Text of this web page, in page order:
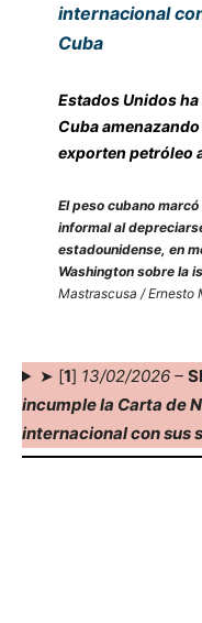
internacional
Cuba
Estados Unidos
Cuba
exporten petróleo
El peso cubano
informal al
estadounidense, en
Washington sobre la
Mastrascusa / Ernesto
➤ [1] 13/02/2026 –
incumple la Carta de
internacional con sus